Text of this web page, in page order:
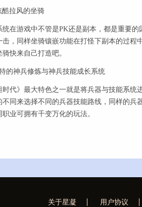
拉风的坐骑
游戏中不管是PK还是副本，都是重要的
击，同样坐骑镶嵌功能在打怪下副本的过
快来自己打造吧。
神兵修炼与神兵技能成长系统
》最大特色之一就是将兵器与技能系统
不同来选择不同的兵器技能路线，同样的
业可拥有千变万化的玩法。
关于星凝 用户协议